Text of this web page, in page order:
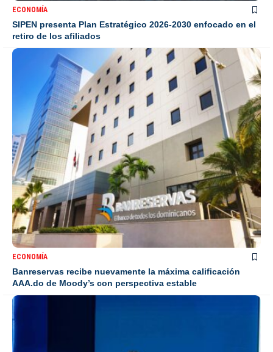
ECONOMÍA
SIPEN presenta Plan Estratégico 2026-2030 enfocado en el
retiro de los afiliados
ECONOMÍA
Banreservas recibe nuevamente la máxima calificación
AAA.do de Moody’s con perspectiva estable